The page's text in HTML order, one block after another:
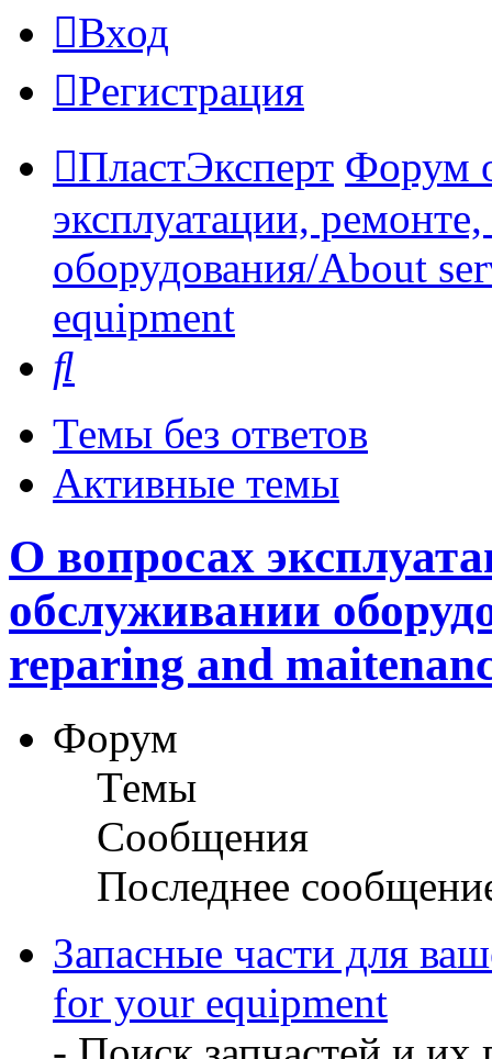
Вход
Регистрация
ПластЭксперт Форум
эксплуатации,
оборудования/About
equipment
Темы без ответов
Активные темы
О вопросах
обслуживании
reparing and
Форум
Темы
Сообщения
Последнее
Запасные части для
for your equipment